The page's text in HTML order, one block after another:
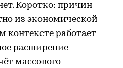
Коротко: причин
из экономической
контексте работает
расширение
массового